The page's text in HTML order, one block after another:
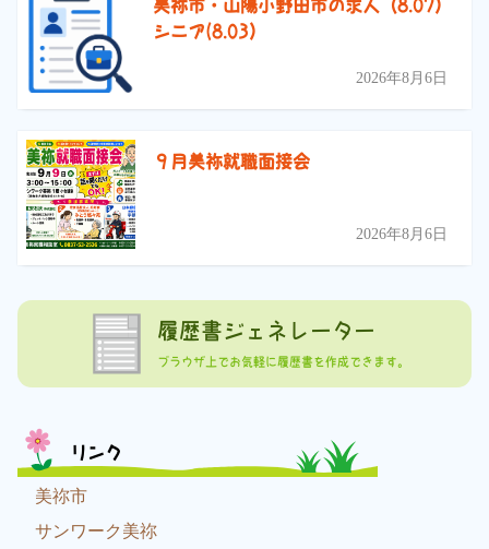
美祢市・山陽小野田市の求人（8.07）
シニア(8.03）
2026年8月6日
９月美祢就職面接会
2026年8月6日
履歴書ジェネレーター
ブラウザ上でお気軽に履歴書を作成できます。
リンク
美祢市
サンワーク美祢